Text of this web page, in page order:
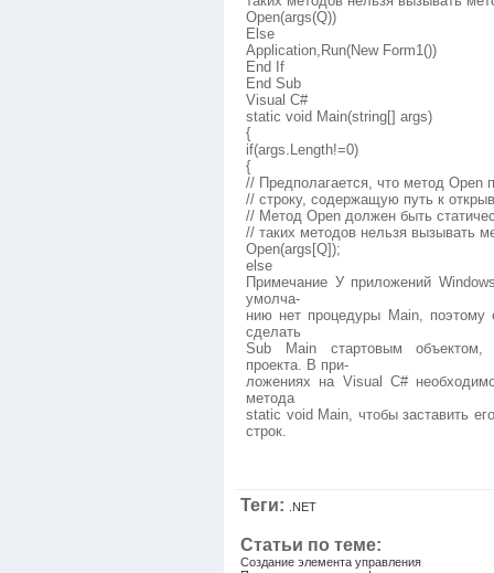
Open(args(Q))
Else
Application,Run(New Form1())
End If
End Sub
Visual C#
static void Main(string[] args)
{
if(args.Length!=0)
{
// Предполагается, что метод Open
// строку, содержащую путь к
// Метод Open должен быть
// таких методов нельзя вызывать
Open(args[Q]);
else
Примечание У приложений
умолча-
нию нет процедуры Main, поэтому
сделать
Sub Main стартовым объектом,
проекта. В при-
ложениях на Visual C#
метода
static void Main, чтобы заставить
строк.
Теги: .NET
Статьи по теме:
Создание элемента управления